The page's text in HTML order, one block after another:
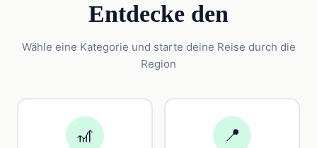
Entdecke den
Wähle eine Kategorie und starte deine Reise durch die
Region
🎢 📍